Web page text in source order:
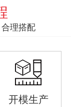
理搭配
开模生产